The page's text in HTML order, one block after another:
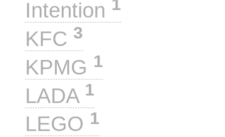
Intention 1
KFC 3
KPMG 1
LADA 1
LEGO 1